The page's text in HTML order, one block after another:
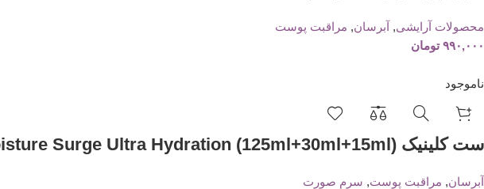
محصولات آرایشی, آبرسان, مراقبت پوست
۹۹۰,۰۰۰ تومان
ناموجود
ست کلینیک Moisture Surge Ultra Hydration (125ml+30ml+15ml)
آبرسان, مراقبت پوست, سرم صورت